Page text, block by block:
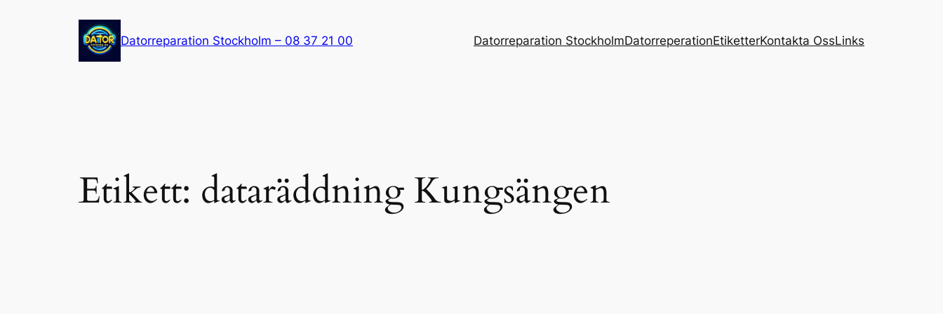
Datorreparation Stockholm – 08 37 21 00 Datorreparation StockholmDatorreperationEtiketterKontakta OssLinks
Etikett: dataräddning Kungsängen